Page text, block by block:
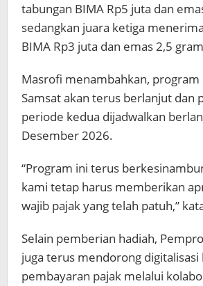
tabungan BIMA Rp5 juta dan
sedangkan juara ketiga
BIMA Rp3 juta dan emas 2,5
Masrofi menambahkan, program
Samsat akan terus berlanjut dan
periode kedua dijadwalkan
Desember 2026.
“Program ini terus
kami tetap harus memberikan
wajib pajak yang telah patuh,”
Selain pemberian hadiah,
juga terus mendorong digitalisasi
pembayaran pajak melalui